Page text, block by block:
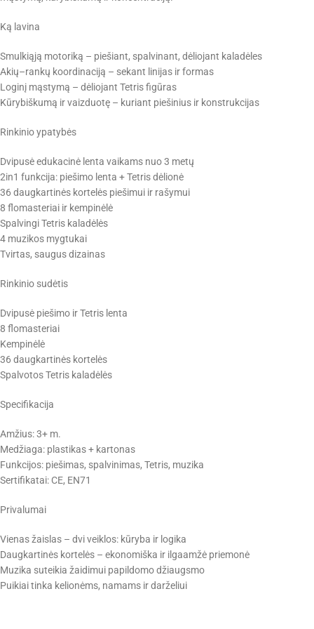
Ką lavina
Smulkiąją motoriką – piešiant, spalvinant, dėliojant kaladėles
Akių–rankų koordinaciją – sekant linijas ir formas
Loginį mąstymą – dėliojant Tetris figūras
Kūrybiškumą ir vaizduotę – kuriant piešinius ir konstrukcijas
Rinkinio ypatybės
Dvipusė edukacinė lenta vaikams nuo 3 metų
2in1 funkcija: piešimo lenta + Tetris dėlionė
36 daugkartinės kortelės piešimui ir rašymui
8 flomasteriai ir kempinėlė
Spalvingi Tetris kaladėlės
4 muzikos mygtukai
Tvirtas, saugus dizainas
Rinkinio sudėtis
Dvipusė piešimo ir Tetris lenta
8 flomasteriai
Kempinėlė
36 daugkartinės kortelės
Spalvotos Tetris kaladėlės
Specifikacija
Amžius: 3+ m.
Medžiaga: plastikas + kartonas
Funkcijos: piešimas, spalvinimas, Tetris, muzika
Sertifikatai: CE, EN71
Privalumai
Vienas žaislas – dvi veiklos: kūryba ir logika
Daugkartinės kortelės – ekonomiška ir ilgaamžė priemonė
Muzika suteikia žaidimui papildomo džiaugsmo
Puikiai tinka kelionėms, namams ir darželiui